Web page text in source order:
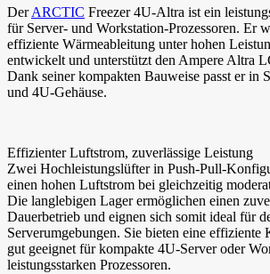
DerARCTIC Freezer 4U-Altra ist ein
für Server- und Workstation-Prozessoren. Er
effiziente Wärmeableitung unter hohen
entwickelt und unterstützt den Ampere Altra
Dank seiner kompakten Bauweise passt er in
und 4U-Gehäuse.
Effizienter Luftstrom, zuverlässige Leistung
Zwei Hochleistungslüfter in Push-Pull-
einen hohen Luftstrom bei gleichzeitig
Die langlebigen Lager ermöglichen einen
Dauerbetrieb und eignen sich somit ideal für
Serverumgebungen. Sie bieten eine effiziente
gut geeignet für kompakte 4U-Server oder
leistungsstarken Prozessoren.